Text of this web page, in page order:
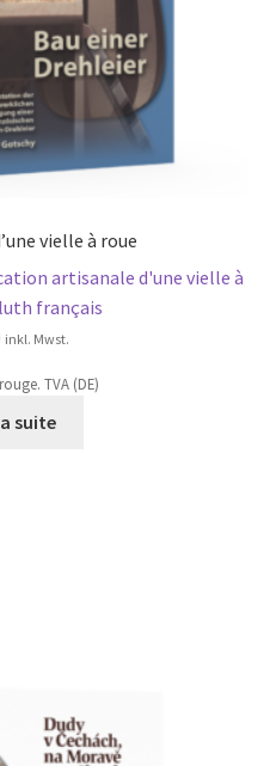
vielle à roue
artisanale d'une vielle à
français
inkl. Mwst.
TVA (DE)
suite